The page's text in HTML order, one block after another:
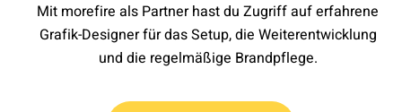
Mit morefire als Partner hast du Zugriff auf erfahrene
Grafik-Designer für das Setup, die Weiterentwicklung
und die regelmäßige Brandpflege.